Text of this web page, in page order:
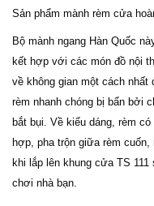
Sản phẩm mành rèm cửa
Bộ mành ngang Hàn Quốc
kết hợp với các món đồ nội
về không gian một cách nhất
rèm nhanh chóng bị bẩn bởi
bắt bụi. Về kiểu dáng, rèm
hợp, pha trộn giữa rèm cuốn,
khi lắp lên khung cửa TS
chơi nhà bạn.